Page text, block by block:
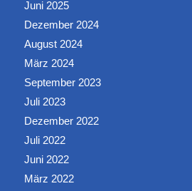
Juni 2025
Dezember 2024
August 2024
März 2024
September 2023
Juli 2023
Dezember 2022
Juli 2022
Juni 2022
März 2022